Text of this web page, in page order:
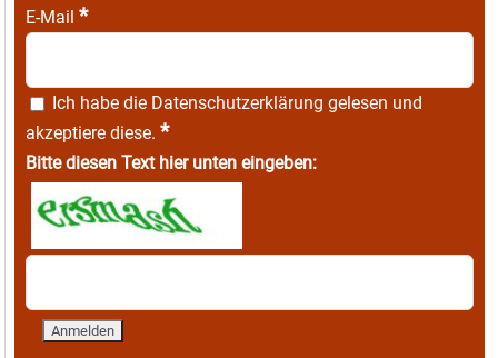
E-Mail *
Ich habe die Datenschutzerklärung gelesen und
akzeptiere diese. *
Bitte diesen Text hier unten eingeben: